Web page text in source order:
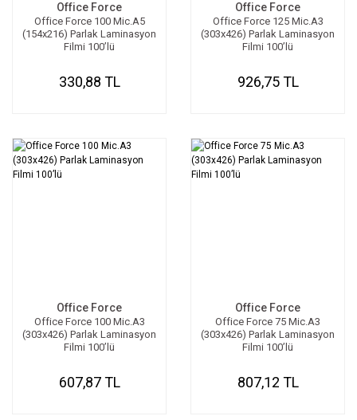
Office Force
Office Force 100 Mic.A5
(154x216) Parlak Laminasyon
Filmi 100’lü
330,88 TL
Office Force
Office Force 125 Mic.A3
(303x426) Parlak Laminasyon
Filmi 100’lü
926,75 TL
Office Force
Office Force 100 Mic.A3
(303x426) Parlak Laminasyon
Filmi 100’lü
607,87 TL
Office Force
Office Force 75 Mic.A3
(303x426) Parlak Laminasyon
Filmi 100’lü
807,12 TL